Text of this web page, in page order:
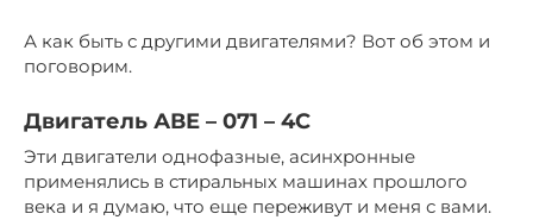
А как быть с другими двигателями? Вот об этом и
поговорим.
Двигатель АВЕ – 071 – 4С
Эти двигатели однофазные, асинхронные
применялись в стиральных машинах прошлого
века и я думаю, что еще переживут и меня с вами.